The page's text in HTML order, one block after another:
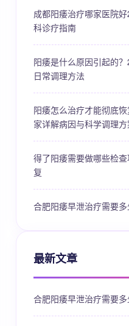
成都阳痿治疗哪家医院
科诊疗指南
阳痿是什么原因引起的
日常调理方法
阳痿怎么治疗才能彻底
家详解病因与科学调理
得了阳痿需要做哪些检
复
合肥阳痿早泄治疗需要
最新文章
合肥阳痿早泄治疗需要